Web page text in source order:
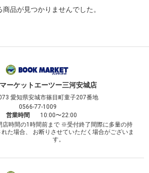
商品が見つかりませんでした。
ーケットエーツー三河安城店
愛知県安城市篠目町童子207番地
0566-77-1009
営業時間
10:00〜22:00
店時間の1時間前まで ※受付終了間際に多量の持
た場合、 お断りさせていただく場合がございま
す。